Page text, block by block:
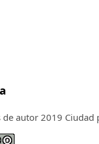
de autor 2019 Ciudad